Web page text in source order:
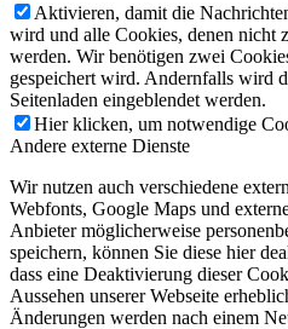
Aktivieren, damit die
wird und alle Cookies, denen nicht
werden. Wir benötigen zwei
gespeichert wird. Andernfalls wird
Seitenladen eingeblendet werden.
Hier klicken, um notwendige
Andere externe Dienste
Wir nutzen auch verschiedene
Webfonts, Google Maps und
Anbieter möglicherweise
speichern, können Sie diese hier
dass eine Deaktivierung dieser
Aussehen unserer Webseite
Änderungen werden nach einem